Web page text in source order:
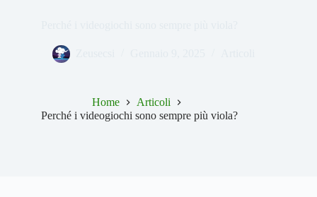
Home
Articoli
Perché i videogiochi sono sempre più viola?